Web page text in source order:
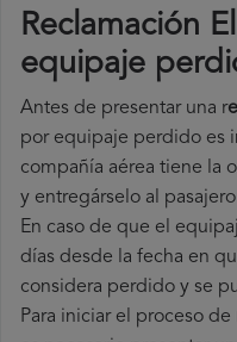
Reclamación
equipaje
Antes de presentar una r
por equipaje perdido es
compañía aérea tiene la
y entregárselo al
En caso de que el
días desde la fecha en
considera perdido y se
Para iniciar el proceso de